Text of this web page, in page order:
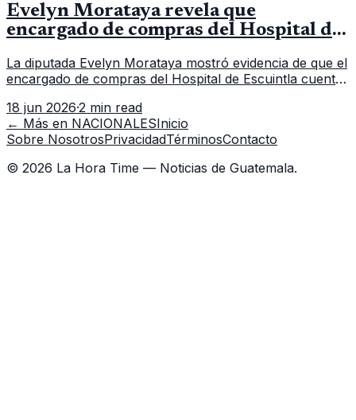
Evelyn Morataya revela que
encargado de compras del Hospital de
La diputada Evelyn Morataya mostró evidencia de que el
encargado de compras del Hospital de Escuintla cuenta
capacitación en la capital.
18 jun 2026·2 min read
← Más en NACIONALESInicio
Sobre NosotrosPrivacidadTérminosContacto
© 2026 La Hora Time — Noticias de Guatemala.